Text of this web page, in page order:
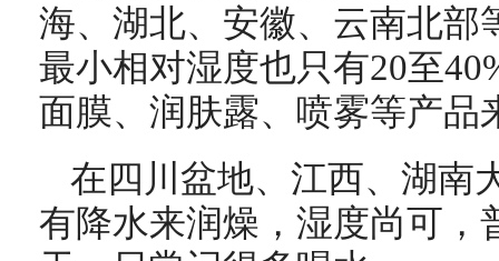
海、湖北、安徽、云南北部
最小相对湿度也只有20至
面膜、润肤露、喷雾等产品
在四川盆地、江西、湖南
有降水来润燥，湿度尚可，